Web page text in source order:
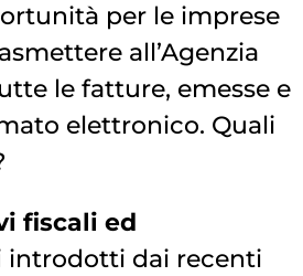
per le imprese
all’Agenzia
le fatture, emesse e
elettronico. Quali
fiscali ed
introdotti dai recenti